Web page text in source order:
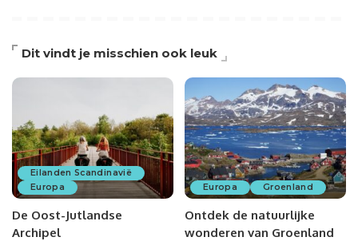
Dit vindt je misschien ook leuk
Eilanden Scandinavië
Europa
De Oost-Jutlandse
Archipel
Europa Groenland
Ontdek de natuurlijke
wonderen van Groenland